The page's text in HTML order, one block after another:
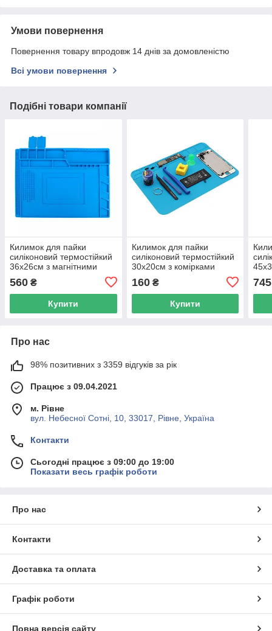
Умови повернення
Повернення товару впродовж 14 днів за домовленістю
Всі умови повернення
Подібні товари компанії
Килимок для пайки
силіконовий термостійкий
36x26см з магнітними
560 ₴
Купити
Килимок для пайки
силіконовий термостійкий
30x20см з комірками
160₴
Купити
745
Про нас
98% позитивних з 3359 відгуків за рік
Працює з 09.04.2021
м. Рівне
вул. Небесної Сотні, 10, 33017, Рівне, Україна
Контакти
Сьогодні працює з 09:00 до 19:00
Показати весь графік роботи
Про нас
Контакти
Доставка та оплата
Графік роботи
Повна версія сайту